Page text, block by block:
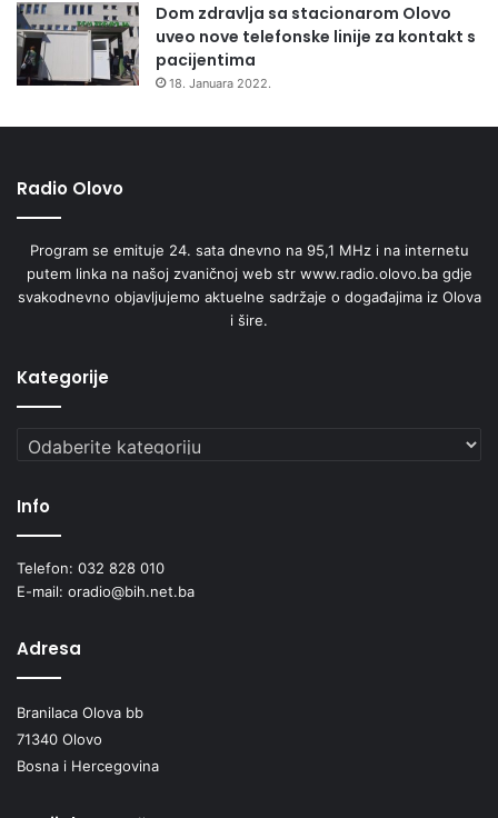
Dom zdravlja sa stacionarom Olovo
uveo nove telefonske linije za kontakt s
pacijentima
18. Januara 2022.
Radio Olovo
Program se emituje 24. sata dnevno na 95,1 MHz i na internetu
putem linka na našoj zvaničnoj web str www.radio.olovo.ba gdje
svakodnevno objavljujemo aktuelne sadržaje o događajima iz Olova
i šire.
Kategorije
Kategorije
Info
Telefon: 032 828 010
E-mail: oradio@bih.net.ba
Adresa
Branilaca Olova bb
71340 Olovo
Bosna i Hercegovina